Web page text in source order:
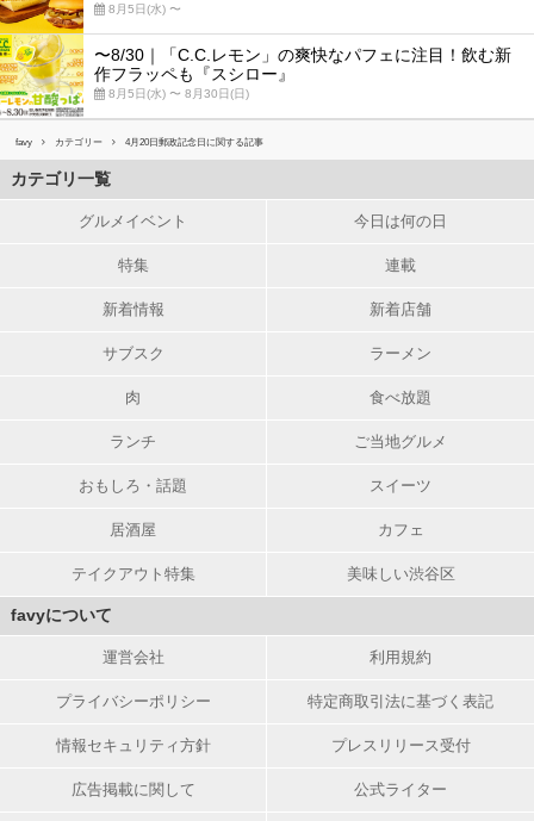
8月5日(水) 〜
〜8/30｜「C.C.レモン」の爽快なパフェに注目！飲む新
作フラッペも『スシロー』
8月5日(水) 〜 8月30日(日)
favy カテゴリー 4月20日郵政記念日に関する記事
カテゴリ一覧
グルメイベント 今日は何の日
特集 連載
新着情報 新着店舗
サブスク ラーメン
肉 食べ放題
ランチ ご当地グルメ
おもしろ・話題 スイーツ
居酒屋 カフェ
テイクアウト特集 美味しい渋谷区
favyについて
運営会社 利用規約
プライバシーポリシー 特定商取引法に基づく表記
情報セキュリティ方針 プレスリリース受付
広告掲載に関して 公式ライター